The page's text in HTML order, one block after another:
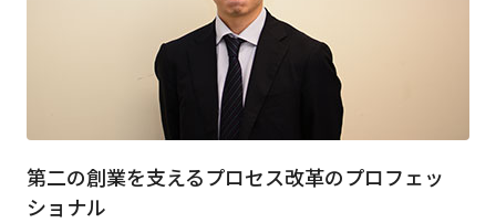
第二の創業を支えるプロセス改革のプロフェッ
ショナル